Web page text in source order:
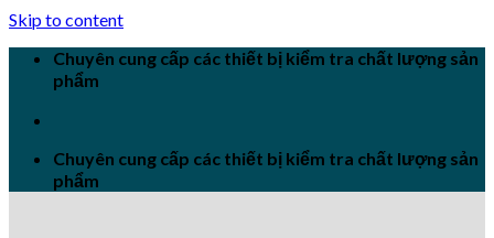
Skip to content
Chuyên cung cấp các thiết bị kiểm tra chất lượng sản
phẩm
Chuyên cung cấp các thiết bị kiểm tra chất lượng sản
phẩm